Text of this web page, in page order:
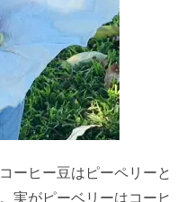
ーヒー豆はピーペリーと
実がピーベリーはコーヒ